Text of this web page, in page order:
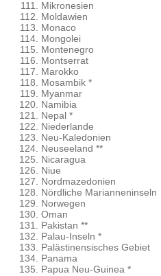
Mikronesien
Moldawien
Monaco
Mongolei
Montenegro
Montserrat
Marokko
Mosambik *
Myanmar
Namibia
Nepal *
Niederlande
Neu-Kaledonien
Neuseeland **
Nicaragua
Niue
Nordmazedonien
Nördliche Marianneninseln
Norwegen
Oman
Pakistan **
Palau-Inseln *
Palästinensisches Gebiet
Panama
Papua Neu-Guinea *